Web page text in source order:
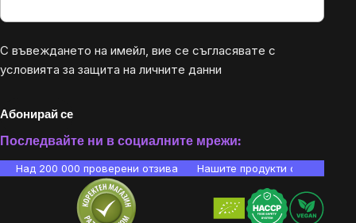
С въвеждането на имейл, вие се съгласявате с
условията за защита на личните данни
Абонирай се
Последвайте ни в социалните мрежи:
Над 200 000 проверени отзива Нашите продукти са